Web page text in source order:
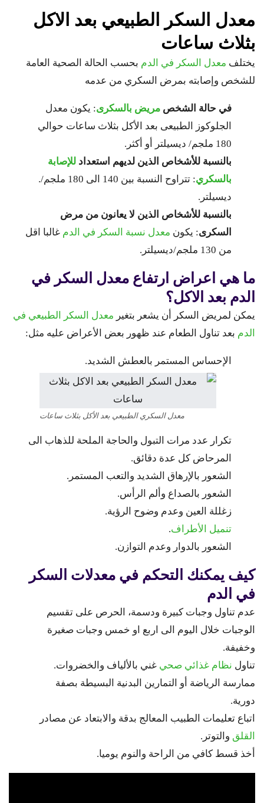
معدل السكر الطبيعي بعد الاكل
بثلاث ساعات
يختلف معدل السكر في الدم بحسب الحالة الصحية العامة
للشخص وإصابته بمرض السكري من عدمه
في حالة الشخص مريض بالسكرى: يكون معدل
الجلوكوز الطبيعى بعد الأكل بثلاث ساعات حوالي
180 ملجم/ ديسيلتر أو أكثر.
بالنسبة للأشخاص الذين لديهم استعداد للإصابة
بالسكري
: تتراوح النسبة بين 140 الى 180 ملجم/.
ديسيلتر.
بالنسبة للأشخاص الذين لا يعانون من مرض
السكرى: يكون معدل نسبة السكر في الدم غالبا اقل
من 130 ملجم/ديسيلتر.
ما هي اعراض ارتفاع معدل السكر في
الدم بعد الاكل؟
يمكن لمريض السكر أن يشعر بتغير معدل السكر الطبيعي في
الدم بعد تناول الطعام عند ظهور بعض الأعراض عليه مثل:
الإحساس المستمر بالعطش الشديد.
معدل السكري الطبيعي بعد الأكل بثلاث ساعات
تكرار عدد مرات التبول والحاجة الملحة للذهاب الى
المرحاض كل عدة دقائق.
الشعور بالإرهاق الشديد والتعب المستمر.
الشعور بالصداع وألم الرأس.
زغللة العين وعدم وضوح الرؤية.
تنميل الأطراف.
الشعور بالدوار وعدم التوازن.
كيف يمكنك التحكم في معدلات السكر
في الدم
عدم تناول وجبات كبيرة ودسمة، الحرص على تقسيم
الوجبات خلال اليوم الى اربع او خمس وجبات صغيرة
وخفيفة.
تناول نظام غذائي صحي غني بالألياف والخضروات.
ممارسة الرياضة أو التمارين البدنية البسيطة بصفة
دورية.
اتباع تعليمات الطبيب المعالج بدقة والابتعاد عن مصادر
القلق والتوتر.
أخذ قسط كافي من الراحة والنوم يوميا.